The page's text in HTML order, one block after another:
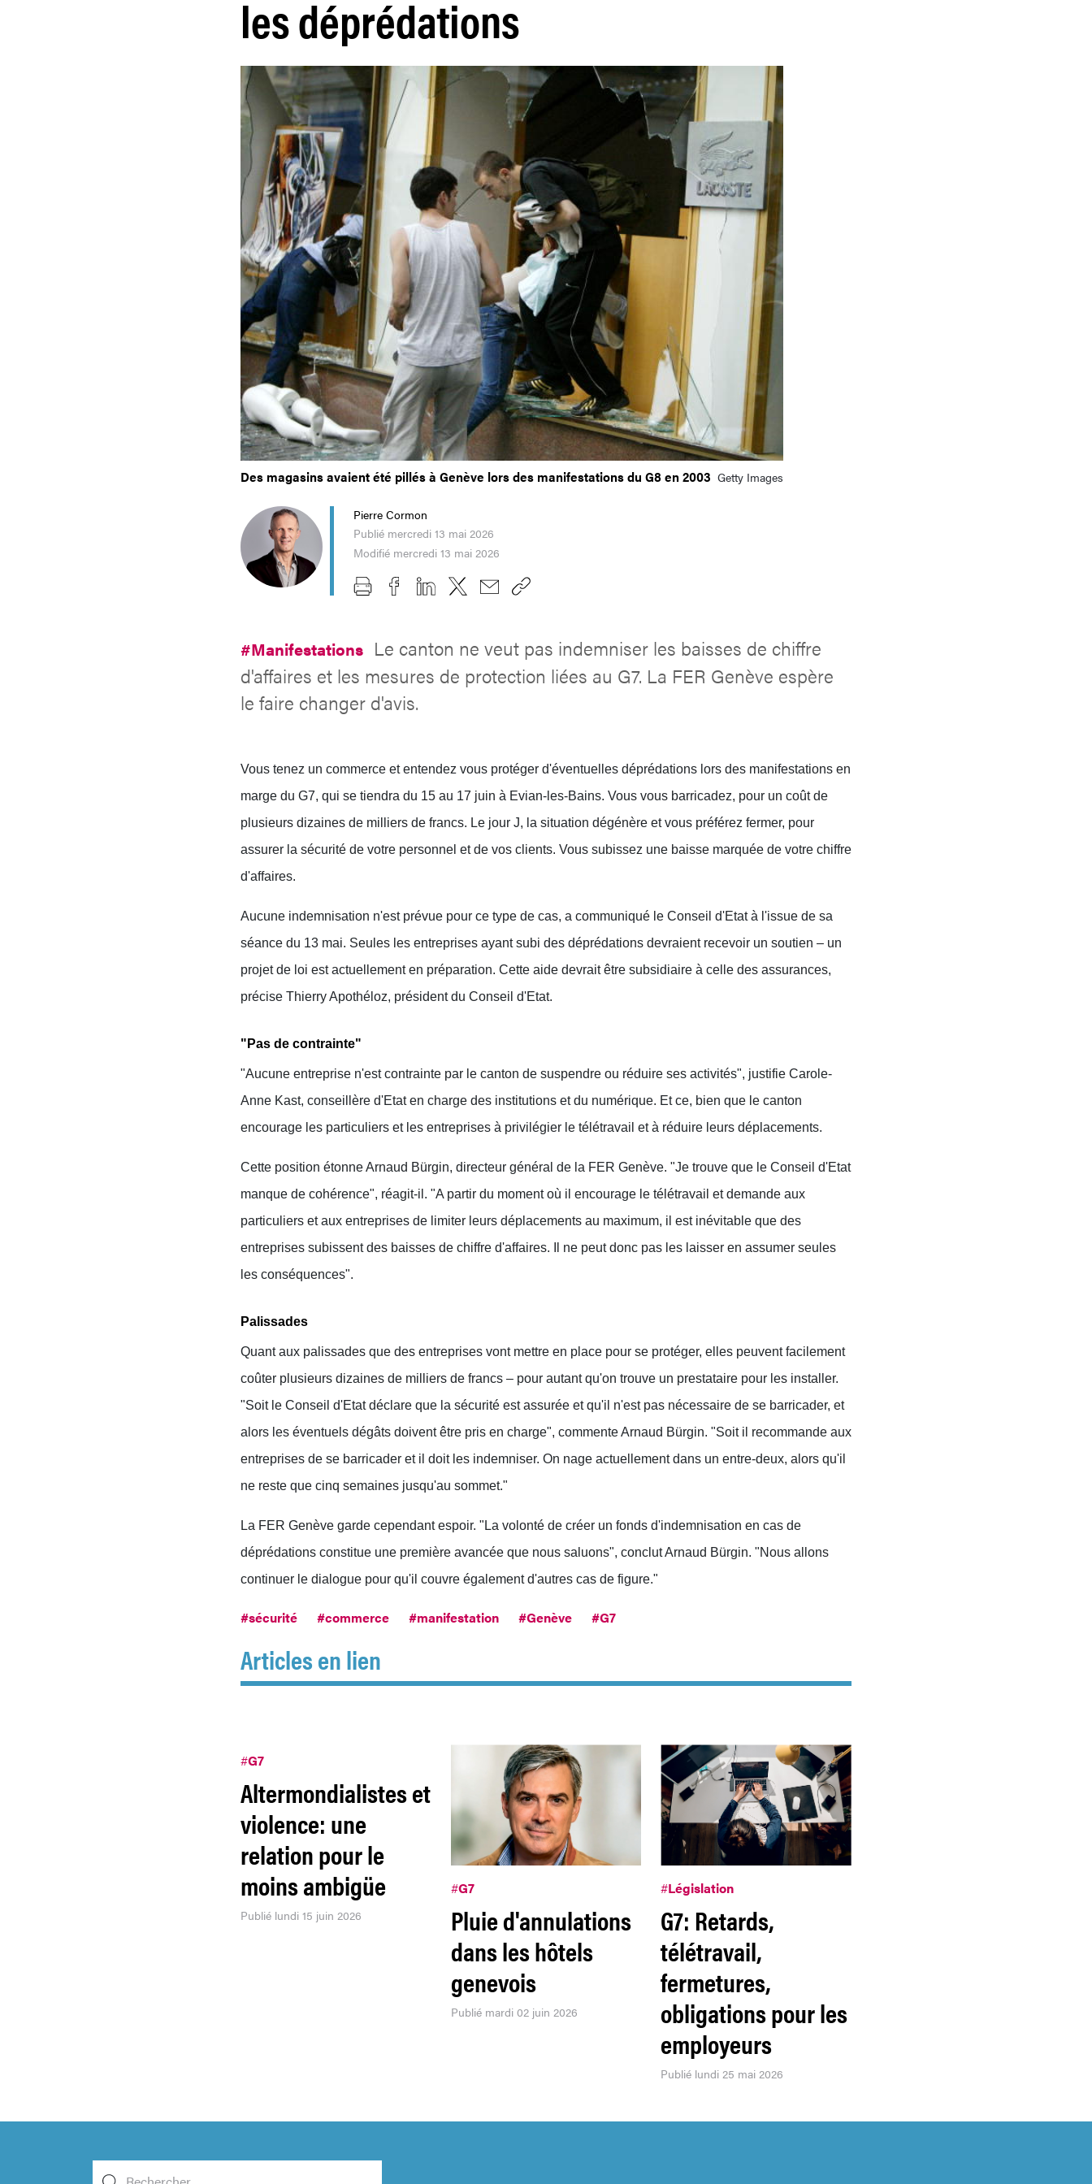
les déprédations
Des magasins avaient été pillés à Genève lors des manifestations du G8 en 2003 Getty Images
Pierre Cormon
Publié mercredi 13 mai 2026
Modifié mercredi 13 mai 2026
#Manifestations Le canton ne veut pas indemniser les baisses de chiffre
d'affaires et les mesures de protection liées au G7. La FER Genève espère
le faire changer d'avis.
Vous tenez un commerce et entendez vous protéger d'éventuelles déprédations lors des manifestations en
marge du G7, qui se tiendra du 15 au 17 juin à Evian-les-Bains. Vous vous barricadez, pour un coût de
plusieurs dizaines de milliers de francs. Le jour J, la situation dégénère et vous préférez fermer, pour
assurer la sécurité de votre personnel et de vos clients. Vous subissez une baisse marquée de votre chiffre
d'affaires.
Aucune indemnisation n'est prévue pour ce type de cas, a communiqué le Conseil d'Etat à l'issue de sa
séance du 13 mai. Seules les entreprises ayant subi des déprédations devraient recevoir un soutien – un
projet de loi est actuellement en préparation. Cette aide devrait être subsidiaire à celle des assurances,
précise Thierry Apothéloz, président du Conseil d'Etat.
"Pas de contrainte"
"Aucune entreprise n'est contrainte par le canton de suspendre ou réduire ses activités", justifie Carole-
Anne Kast, conseillère d'Etat en charge des institutions et du numérique. Et ce, bien que le canton
encourage les particuliers et les entreprises à privilégier le télétravail et à réduire leurs déplacements.
Cette position étonne Arnaud Bürgin, directeur général de la FER Genève. "Je trouve que le Conseil d'Etat
manque de cohérence", réagit-il. "A partir du moment où il encourage le télétravail et demande aux
particuliers et aux entreprises de limiter leurs déplacements au maximum, il est inévitable que des
entreprises subissent des baisses de chiffre d'affaires. Il ne peut donc pas les laisser en assumer seules
les conséquences".
Palissades
Quant aux palissades que des entreprises vont mettre en place pour se protéger, elles peuvent facilement
coûter plusieurs dizaines de milliers de francs – pour autant qu'on trouve un prestataire pour les installer.
"Soit le Conseil d'Etat déclare que la sécurité est assurée et qu'il n'est pas nécessaire de se barricader, et
alors les éventuels dégâts doivent être pris en charge", commente Arnaud Bürgin. "Soit il recommande aux
entreprises de se barricader et il doit les indemniser. On nage actuellement dans un entre-deux, alors qu'il
ne reste que cinq semaines jusqu'au sommet."
La FER Genève garde cependant espoir. "La volonté de créer un fonds d'indemnisation en cas de
déprédations constitue une première avancée que nous saluons", conclut Arnaud Bürgin. "Nous allons
continuer le dialogue pour qu'il couvre également d'autres cas de figure."
#sécurité #commerce #manifestation #Genève #G7
Articles en lien
#G7
Altermondialistes et
violence: une
relation pour le
moins ambigüe
Publié lundi 15 juin 2026
#G7
Pluie d'annulations
dans les hôtels
genevois
Publié mardi 02 juin 2026
#Législation
G7: Retards,
télétravail,
fermetures,
obligations pour les
employeurs
Publié lundi 25 mai 2026